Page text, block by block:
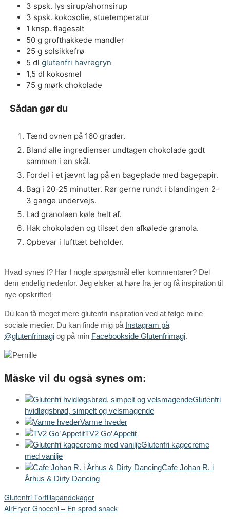
3 spsk. lys sirup/ahornsirup
3 spsk. kokosolie, stuetemperatur
1 knsp. flagesalt
50 g grofthakkede mandler
25 g solsikkefrø
5 dl glutenfri havregryn
1,5 dl kokosmel
75 g mørk chokolade
Sådan gør du
Tænd ovnen på 160 grader.
Bland alle ingredienser undtagen chokolade godt
sammen i en skål.
Fordel i et jævnt lag på en bageplade med bagepapir.
Bag i 20-25 minutter. Rør gerne rundt i blandingen 2-
3 gange undervejs.
Lad granolaen køle helt af.
Hak chokoladen og tilsæt den afkølede granola.
Opbevar i lufttæt beholder.
Hvad synes I? Har I nogle spørgsmål eller kommentarer? Del
dem endelig nedenfor. Jeg elsker at høre fra jer og få inspiration til
nye opskrifter!
Du kan få meget mere glutenfri inspiration ved at følge mine
sociale medier. Du kan finde mig på Instagram på
@glutenfrimagi og på min Facebookside Glutenfrimagi.
Måske vil du også synes om:
Glutenfri
hvidløgsbrød, simpelt og velsmagende
Varme hveder
TV2 Go’ Appetit
Glutenfri kagecreme
med vanilje
Cafe Johan R. i
Århus & Dirty Dancing
Glutenfri Tortillapandekager
AirFryer Gnocchi – En sprød snack